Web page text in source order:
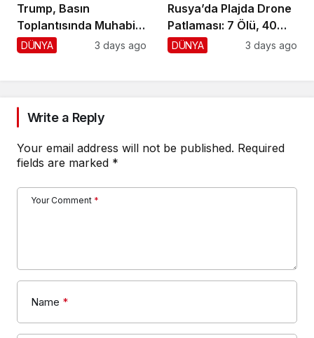
Trump, Basın
Toplantısında Muhabiri
Fena Yerden Aldı
DÜNYA 3 days ago
Rusya’da Plajda Drone
Patlaması: 7 Ölü, 40
Yaralı
DÜNYA 3 days ago
Write a Reply
Your email address will not be published. Required
fields are marked *
Your Comment *
Name *